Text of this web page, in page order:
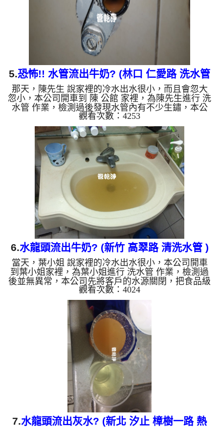
一樣黑，有些洗出綠色...
5.恐怖!! 水管流出牛奶? (林口 仁愛路 洗水管
)
那天，陳先生 說家裡的冷水出水很小，而且會忽大
忽小，本公司開車到 陳 公館 家裡，為陳先生進行 洗
水管 作業，檢測過後發現水管內有不少生鏽，本公
司先將客戶的水源關閉，把食品級 檸檬酸 溶液灌入
水管，靜置約15分鐘，用 高周波清洗機 ，把水管內
壁污垢沖出來，一開始沒想到洗出來的水呈白色泡沫
狀，看起來跟牛奶一樣，後面變成了土色，陳先生傻
眼，直說房子才20年而已，水管裡面怎麼那麼髒？
地下水因含有氧化錳，在管壁上會結成黑色管垢，洗
出來的水會跟石油一樣黑，如是自來水，如水管老
化，會產生鐵鏽跟泥沙堆...
觀看次數：4253
6.水龍頭流出牛奶? (新竹 高翠路 清洗水管 )
當天，葉小姐 說家裡的冷水出水很小，本公司開車
到葉小姐家裡，為葉小姐進行 洗水管 作業，檢測過
後並無異常，本公司先將客戶的水源關閉，把食品級
檸檬酸 溶液灌入水管，靜置約15分鐘，用 高周波清
洗機 ，把水管內壁污垢沖出來，一開始沒想到洗出
來的水呈白色泡沫狀，看起來跟牛奶一樣，後面變成
了土色，葉小姐看就傻眼了，直說房子才10年而已，
水管裡面怎麼那麼髒？ 如是自來水，如水管老化，
會產生鐵鏽跟泥沙堆積，洗出來的水就會是咖啡色，
地下水因含有氧化錳，在管壁上會結成黑色管垢，洗
出來的水會跟石油一樣黑，...
觀看次數：4024
7.水龍頭流出灰水? (新北 汐止 樟樹一路 熱